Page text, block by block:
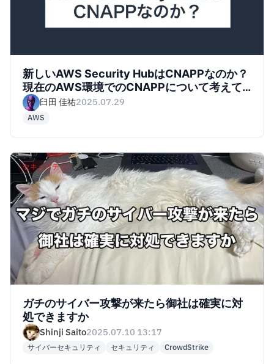
新しいAWS Security HubはCNAPPなのか？
現在のAWS環境でのCNAPPについて考えて
みた臼田 佳祐2025.07.29
AWS
セキュリティ
ガチのサイバー攻撃が来たら御社は確実に対
処できますか
Shinji Saito2025.07.10 13:17
サイバーセキュリティ セキュリティ CrowdStrike